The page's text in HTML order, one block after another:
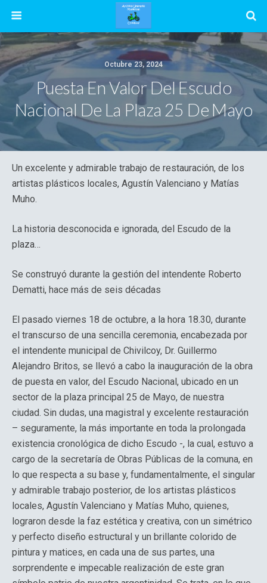
Octubre 23, 2024
Puesta En Valor Del Escudo
Nacional De La Plaza 25 De Mayo
Un excelente y admirable trabajo de restauración, de los
artistas plásticos locales, Agustín Valenciano y Matías
Muho.
La historia desconocida e ignorada, del Escudo de la
plaza…
Se construyó durante la gestión del intendente Roberto
Dematti, hace más de seis décadas
El pasado viernes 18 de octubre, a la hora 18.30, durante
el transcurso de una sencilla ceremonia, encabezada por
el intendente municipal de Chivilcoy, Dr. Guillermo
Alejandro Britos, se llevó a cabo la inauguración de la obra
de puesta en valor, del Escudo Nacional, ubicado en un
sector de la plaza principal 25 de Mayo, de nuestra
ciudad. Sin dudas, una magistral y excelente restauración
– seguramente, la más importante en toda la prolongada
existencia cronológica de dicho Escudo -, la cual, estuvo a
cargo de la secretaría de Obras Públicas de la comuna, en
lo que respecta a su base y, fundamentalmente, el singular
y admirable trabajo posterior, de los artistas plásticos
locales, Agustín Valenciano y Matías Muho, quienes,
lograron desde la faz estética y creativa, con un simétrico
y perfecto diseño estructural y un brillante colorido de
pintura y matices, en cada una de sus partes, una
sorprendente e impecable realización de este gran